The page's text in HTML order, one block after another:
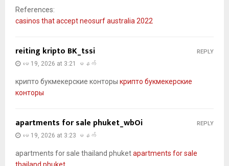
References:
casinos that accept neosurf australia 2022
reiting kripto BK_tssi
မေ 19, 2026 at 3:21 မနက်
крипто букмекерские конторы крипто букмекерские
конторы
REPLY
apartments for sale phuket_wbOi
မေ 19, 2026 at 3:23 မနက်
apartments for sale thailand phuketapartments for sale
REPLY